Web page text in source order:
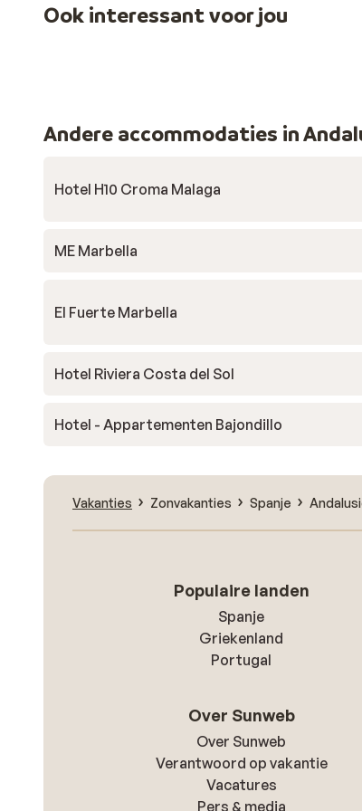
Ook interessant voor jou
Andere accommodaties in
Hotel H10 Croma Malaga
ME Marbella
El Fuerte Marbella
Hotel Riviera Costa del Sol
Hotel - Appartementen Bajondillo
Vakanties Zonvakanties Spanje
Populaire landen
Spanje
Griekenland
Portugal
Over Sunweb
Over Sunweb
Verantwoord op vakantie
Vacatures
Pers & media